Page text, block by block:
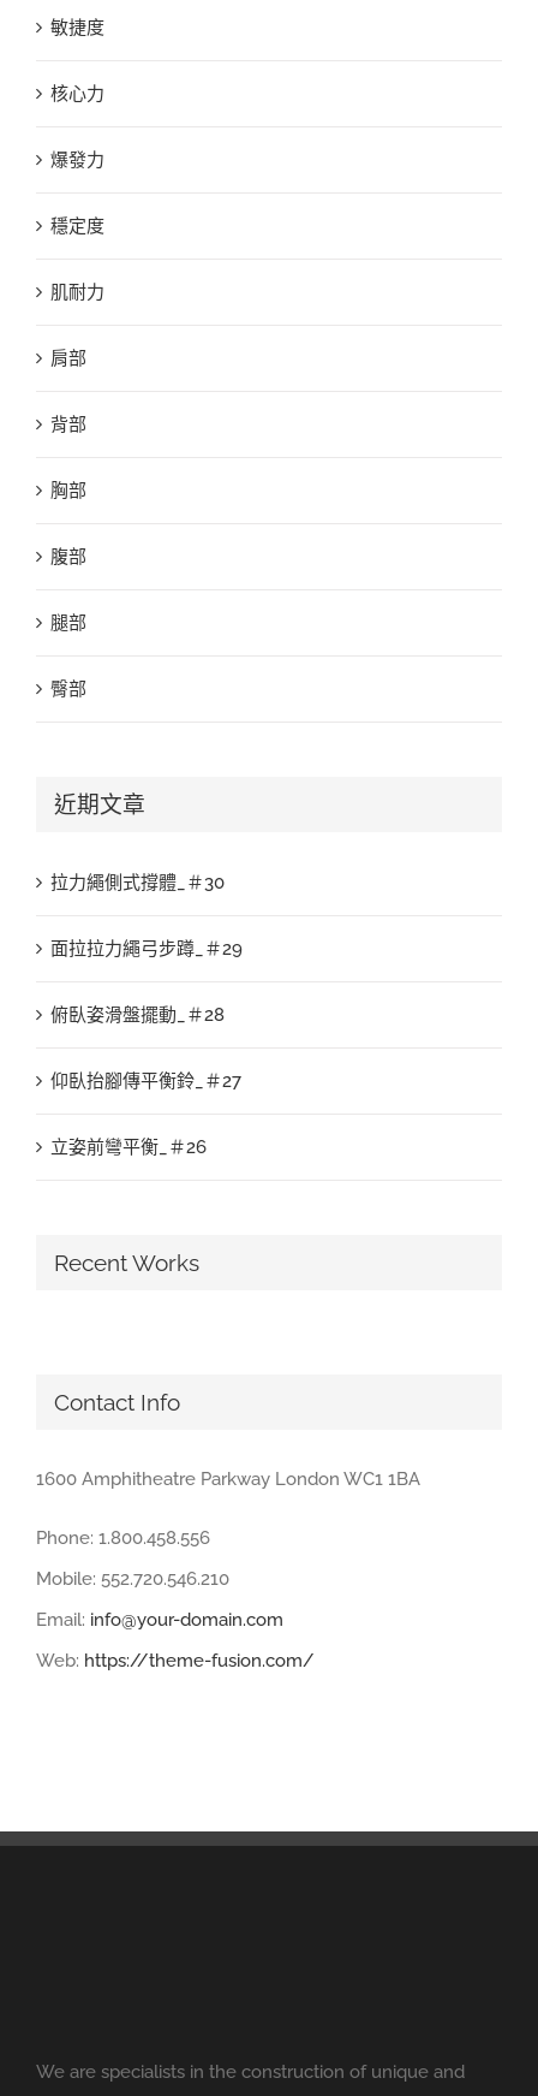
敏捷度
核心力
爆發力
穩定度
肌耐力
肩部
背部
胸部
腹部
腿部
臀部
近期文章
拉力繩側式撐體_＃30
面拉拉力繩弓步蹲_＃29
俯臥姿滑盤擺動_＃28
仰臥抬腳傳平衡鈴_＃27
立姿前彎平衡_＃26
Recent Works
Contact Info
1600 Amphitheatre Parkway London WC1 1BA
Phone: 1.800.458.556
Mobile: 552.720.546.210
Email: info@your-domain.com
Web: https://theme-fusion.com/
We are specialists in the construction of unique and